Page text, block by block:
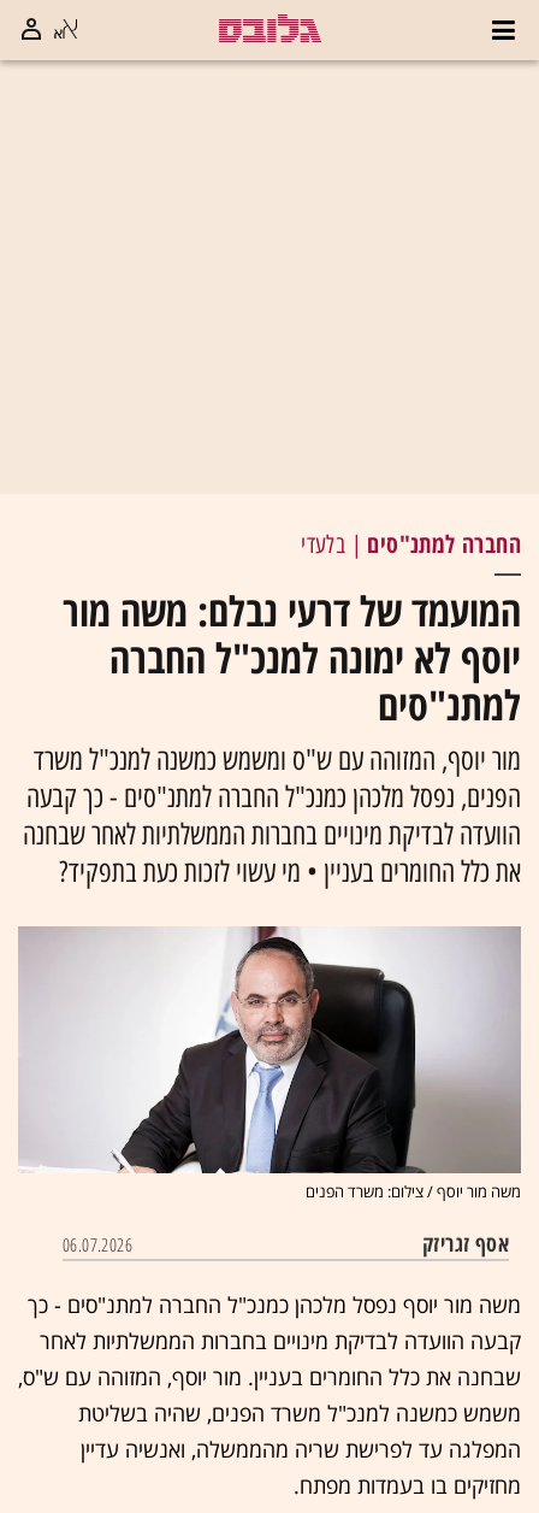
החברה למתנ"סים | בלעדי
המועמד של דרעי נבלם: משה מור
יוסף לא ימונה למנכ"ל החברה
למתנ"סים
מור יוסף, המזוהה עם ש"ס ומשמש כמשנה למנכ"ל משרד
הפנים, נפסל מלכהן כמנכ"ל החברה למתנ"סים - כך קבעה
הוועדה לבדיקת מינויים בחברות הממשלתיות לאחר שבחנה
את כלל החומרים בעניין • מי עשוי לזכות כעת בתפקיד?
משה מור יוסף / צילום: משרד הפנים
אסף זגריזק 06.07.2026
משה מור יוסף נפסל מלכהן כמנכ"ל החברה למתנ"סים - כך
קבעה הוועדה לבדיקת מינויים בחברות הממשלתיות לאחר
שבחנה את כלל החומרים בעניין. מור יוסף, המזוהה עם ש"ס,
משמש כמשנה למנכ"ל משרד הפנים, שהיה בשליטת
המפלגה עד לפרישת שריה מהממשלה, ואנשיה עדיין
מחזיקים בו בעמדות מפתח.